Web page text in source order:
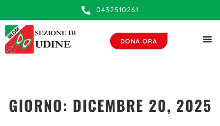
0432510261
DONA ORA
GIORNO: DICEMBRE 20, 2025